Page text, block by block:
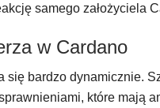
samego założyciela
w Cardano
się bardzo dynamicznie.
które mają